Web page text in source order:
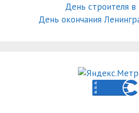
День строителя в
День окончания